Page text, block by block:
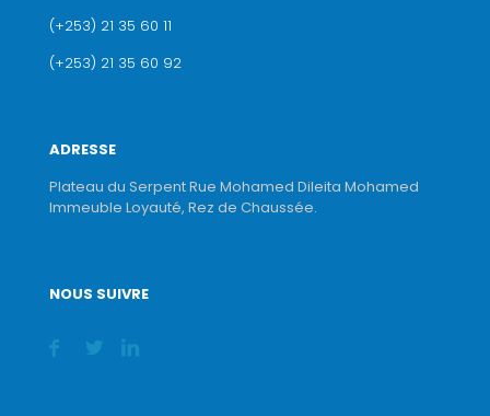
(+253) 21 35 60 11
(+253) 21 35 60 92
ADRESSE
Plateau du Serpent Rue Mohamed Dileita Mohamed
Immeuble Loyauté, Rez de Chaussée.
NOUS SUIVRE